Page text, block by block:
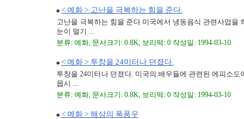
< 예화 > 고난을 극복하는 힘을 준다.
고난을 극복하는 힘을 준다 미국에서 냉동음식 관련사업
눈이 멀기 ...
분류: 예화, 문서크기: 0.8K, 보리떡: 0 작성일: 1994-03-10
< 예화 > 투창을 24미터나 던졌다.
투창을 24미터나 던졌다. 미국의 배우들에 관련된 에피소
몹시 ...
분류: 예화, 문서크기: 0.8K, 보리떡: 0 작성일: 1994-03-10
< 예화 > 해상의 폭풍우